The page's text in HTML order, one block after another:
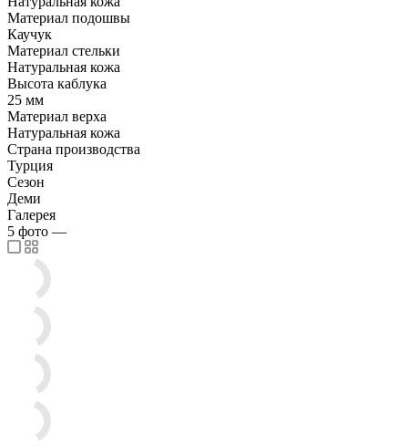
Материал подошвы
Каучук
Материал стельки
Натуральная кожа
Высота каблука
25 мм
Материал верха
Натуральная кожа
Страна производства
Турция
Сезон
Деми
Галерея
5 фото —